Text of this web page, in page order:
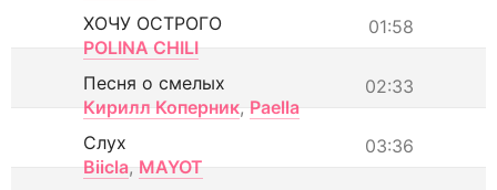
01:58
ХОЧУ ОСТРОГО
POLINA CHILI
02:33
Песня о смелых
Кирилл Коперник, Paella
03:36
Слух
Biicla, MAYOT